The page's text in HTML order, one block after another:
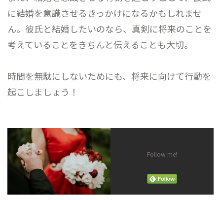
に結婚を意識させるきっかけになるかもしれませ
ん。彼氏と結婚したいのなら、真剣に将来のことを
考えていることをきちんと伝えることも大切。
時間を無駄にしないためにも、将来に向けて行動を
起こしましょう！
Follow me!